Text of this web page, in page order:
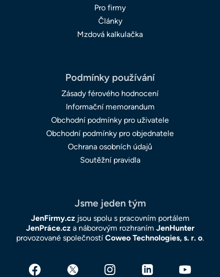
Pro firmy
Články
Mzdová kalkulačka
Podmínky používání
Zásady férového hodnocení
Informační memorandum
Obchodní podmínky pro uživatele
Obchodní podmínky pro objednatele
Ochrana osobních údajů
Soutěžní pravidla
Jsme jeden tým
JenFirmy.czjsou spolu s pracovním portálem
JenPráce.cza náborovým rozhraním JenHunter
provozované společností Coweo Technologies, s. r. o.